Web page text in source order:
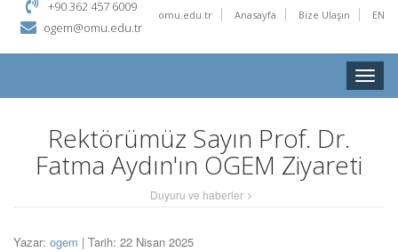
omu.edu.tr Anasayfa Bize Ulaşın EN
+90 362 457 6009
ogem@omu.edu.tr
Toggle
Rektörümüz Sayın Prof. Dr.
Fatma Aydın'ın OGEM Ziyareti
Duyuru ve haberler
Yazar: ogem | Tarih: 22 Nisan 2025